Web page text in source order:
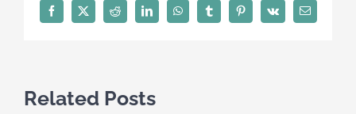
“Emocionalni
radu”
Facebook
X Reddit LinkedInWhatsAppTumblrPinterest
Vk Email
Related Posts